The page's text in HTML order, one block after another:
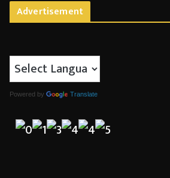
Advertisement
Powered by Translate